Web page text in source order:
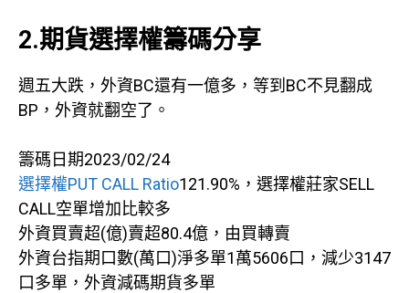
2.期貨選擇權籌碼分享
週五大跌，外資BC還有一億多，等到BC不見翻成
BP，外資就翻空了。
籌碼日期2023/02/24
選擇權PUT CALL Ratio121.90%，選擇權莊家SELL
CALL空單增加比較多
外資買賣超(億)賣超80.4億，由買轉賣
外資台指期口數(萬口)淨多單1萬5606口，減少3147
口多單，外資減碼期貨多單